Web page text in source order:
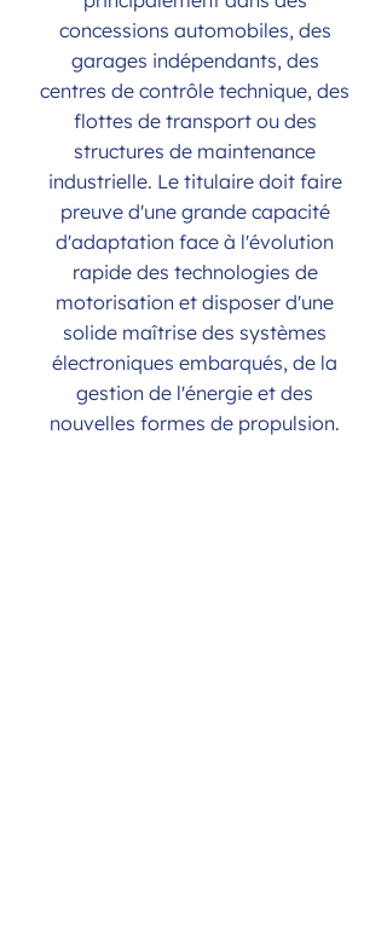
concessions automobiles, des
garages indépendants, des
centres de contrôle technique, des
flottes de transport ou des
structures de maintenance
industrielle. Le titulaire doit faire
preuve d'une grande capacité
d'adaptation face à l'évolution
rapide des technologies de
motorisation et disposer d'une
solide maîtrise des systèmes
électroniques embarqués, de la
gestion de l'énergie et des
nouvelles formes de propulsion.